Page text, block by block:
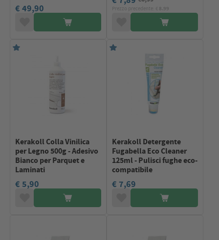
€ 49,90
Kerakoll Colla Vinilica
per Legno 500g - Adesivo
Bianco per Parquet e
Laminati
€ 5,90
Kerakoll Detergente
Fugabella Eco Cleaner
125ml - Pulisci fughe eco-
compatibile
€ 7,69